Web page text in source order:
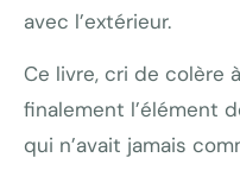
avec l’extérieur.
Ce livre, cri de colère
finalement l’élément
qui n’avait jamais